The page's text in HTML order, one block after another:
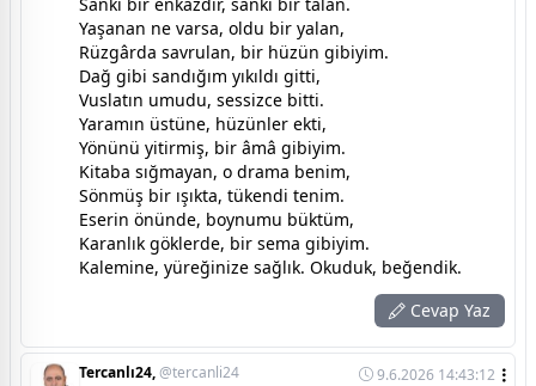
Yaşanan ne varsa, oldu bir yalan,
Rüzgârda savrulan, bir hüzün gibiyim.
Dağ gibi sandığım yıkıldı gitti,
Vuslatın umudu, sessizce bitti.
Yaramın üstüne, hüzünler ekti,
Yönünü yitirmiş, bir âmâ gibiyim.
Kitaba sığmayan, o drama benim,
Sönmüş bir ışıkta, tükendi tenim.
Eserin önünde, boynumu büktüm,
Karanlık göklerde, bir sema gibiyim.
Kalemine, yüreğinize sağlık. Okuduk, beğendik.
Cevap Yaz
Tercanlı24,@tercanli24 9.6.2026 14:43:12